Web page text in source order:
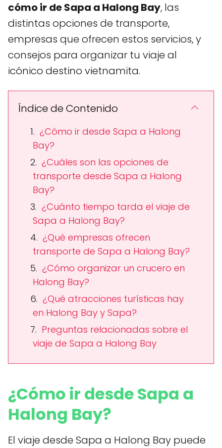
cómo ir de Sapa a Halong Bay, las
distintas opciones de transporte,
empresas que ofrecen estos servicios, y
consejos para organizar tu viaje al
icónico destino vietnamita.
Índice de Contenido
¿Cómo ir desde Sapa a Halong
Bay?
¿Cuáles son las opciones de
transporte desde Sapa a Halong
Bay?
¿Cuánto tiempo tarda el viaje de
Sapa a Halong Bay?
¿Qué empresas ofrecen
transporte de Sapa a Halong Bay?
¿Cómo organizar un crucero en
Halong Bay?
¿Qué atracciones turísticas hay
en Halong Bay y Sapa?
Preguntas relacionadas sobre el
viaje de Sapa a Halong Bay
¿Cómo ir desde Sapa a
Halong Bay?
El viaje desde Sapa a Halong Bay puede